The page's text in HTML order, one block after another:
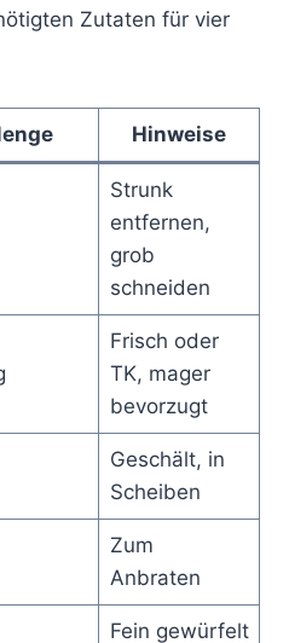
Zutaten für vier
Hinweise
Strunk
entfernen,
grob
schneiden
Frisch oder
TK, mager
bevorzugt
Geschält, in
Scheiben
Zum
Anbraten
Fein gewürfelt